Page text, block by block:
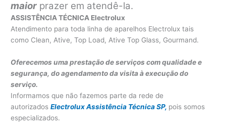
maior prazer em atendê-la.
ASSISTÊNCIA TÉCNICA Electrolux
Atendimento para toda linha de aparelhos Electrolux tais
como Clean, Ative, Top Load, Ative Top Glass, Gourmand.
Oferecemos uma prestação de serviços com qualidade e
segurança, do agendamento da visita à execução do
serviço.
Informamos que não fazemos parte da rede de
autorizadosElectrolux Assistência Técnica SP, pois somos
especializados.